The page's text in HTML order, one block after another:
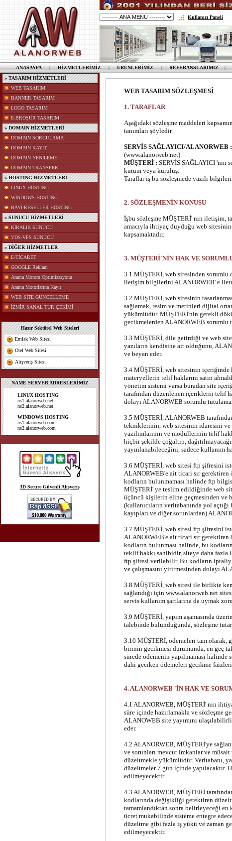
Kullanıcı Paneli
ANASAYFA|HİZMETLERİMİZ|ÜRÜNLERİMİZ|REFERANSLARIMIZ
» TASARIM HİZMETLERİ
WEB TASARIM
BANNER TASARIM
LOGO TASARIM
E-BROŞÜR TASARIM
» DOMAIN HİZMETLERİ
DOMAIN SORGULAMA
DOMAIN KAYIT
DOMAIN YENİLEME
DOMAIN TRANSFER
» HOSTING HİZMETLERİ
LINUX HOSTING
WINDOWS HOSTING
BAYİ-RESELLER HOSTING
» SUNUCU HİZMETLERİ
KİRALIK SUNUCU
VDS-VPS SUNUCU
» DİĞER HİZMETLER
E-TİCARET
GOOGLE Reklam
Arama Motoru Optimizasyonu
Arama Motorlarına Kayıt
WEB SİTE GÜNCELLEME
İZMİR SANAL TUR ÇEKİMİ
Hazır Sektörel Web Siteleri
Emlak Web Sitesi
Otel Web Sitesi
Alışveriş Sitesi
NAME SERVER ADRESLERİMİZ
LINUX HOSTING
ns1.alanorweb.net
ns2.alanorweb.net
WINDOWS HOSTING
ns1.alanorweb.com
ns2.alanorweb.com
3D Secure Güvenli Alışveriş
WEB TASARIM SÖZLEŞMESİ
1. TARAFLAR
Aşağıdaki sözleşme maddeleri
tanımları şöyledir.
SERVİS SAĞLAYICI/ALANORWEB :
(www.alanorweb.net)
MÜŞTERİ : SERVİS SAĞLAYICI 'nın
kurum veya kuruluş.
Taraflar iş bu sözleşmede yazılı
2. SÖZLEŞMENİN KONUSU
İşbu sözleşme MÜŞTERİ' nin iletişim,
amacıyla ihtiyaç duyduğu web
kapsamaktadır.
3. MÜŞTERİ'NİN HAK VE
3.1 MÜŞTERİ, web sitesinden
iletişim bilgilerini ALANORWEB' e
3.2 MÜŞTERİ, web sitesinin
sağlamak, resim ve metinleri dijital
yükümlüdür. MÜŞTERİ'nin gerekli
gecikmelerden ALANORWEB sorumlu
3.3 MÜŞTERİ, dile getirdiği ve web
yazıların kendisine ait olduğunu,
ve beyan eder.
3.4 MÜŞTERİ, web sitesinin
materyellerin telif haklarını satın
yönetim sistemi varsa buradan site
tarafından düzenlenen içeriklerin telif
dolayı ALANORWEB sorumlu
3.5 MÜŞTERİ, ALANORWEB
tekniklerinin, web sitesinin idaresini ve
yazılımlarının ve modüllerinin telif
hiçbir şekilde çoğaltıp,
yayınlanabileceğini, sadece kullanım
3.6 MÜŞTERİ, web sitesi ftp şifresini
ALANORWEB'e ait ticari sır gerektiren
kodların bulunmaması halinde ftp
MÜŞTERİ' ye teslim edildiğinde web
üçüncü kişilerin eline geçmesinden ve
(kullanıcıların veritabanında yol
kayıpları ve diğer sorunlardan)
3.7 MÜŞTERİ, web sitesi ftp şifresini
ALANORWEB'e ait ticari sır gerektiren
kodların bulunması halinde, bu
teklif hakkı sahibidir, siteye daha
ftp şifresi verilebilir. Bu kodların
ve çalışmasını yitirmesinden dolayı
3.8 MÜŞTERİ, web sitesi ile birlikte
sağlandığı için www.alanorweb.net
servis kullanım şartlarına da uymak
3.9 MÜŞTERİ, yapım aşamasında
talebinde bulunduğunda, sözleşme
3.10 MÜŞTERİ, ödemeleri tam olarak,
birinin gecikmesi durumunda, en geç
sürede ödemenin yapılmaması
dahi geciken ödemeleri gecikme
4. ALANORWEB 'İN HAK VE
4.1 ALANORWEB, MÜŞTERİ' nin
süre içinde hazırlamakla ve sözleşme
ALANOWEB site yayımını
eder.
4.2 ALANORWEB, MÜŞTERİ'ye
ve sorunları mevcut imkanlar ve
düzeltmekle yükümlüdür. Veritabanı,
düzeltmeler 7 gün içinde yapılacaktır.
edilmeyecektir.
4.3 ALANORWEB, MÜŞTERİ
kodlarında değişikliği gerektiren
tamamlandıktan sonra belirleyeceği
ücret mukabilinde sisteme entegre
düzeltme gibi fazla iş yükü ve zaman
edilmeyecektir.